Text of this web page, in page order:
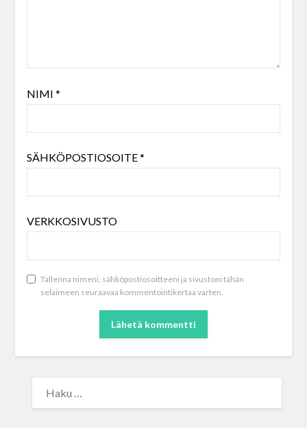
NIMI *
SÄHKÖPOSTIOSOITE*
VERKKOSIVUSTO
Tallenna nimeni, sähköpostiosoitteeni ja sivustoni tähän
selaimeen seuraavaa kommentointikertaa varten.